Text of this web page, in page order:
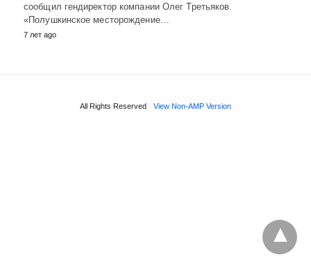
сообщил гендиректор компании Олег Третьяков.
«Полушкинское месторождение…
7 лет ago
All Rights Reserved View Non-AMP Version